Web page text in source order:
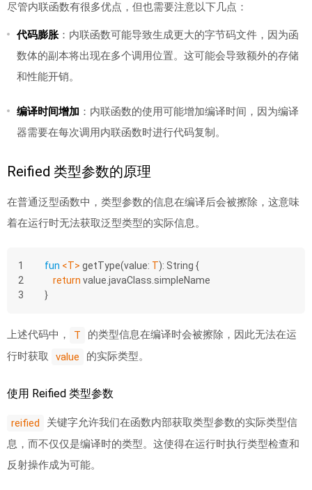
尽管内联函数有很多优点，但也需要注意以下几点：
代码膨胀：内联函数可能导致生成更大的字节码文件，因为函
数体的副本将出现在多个调用位置。这可能会导致额外的存储
和性能开销。
编译时间增加 ：内联函数的使用可能增加编译时间，因为编译
器需要在每次调用内联函数时进行代码复制。
Reified 类型参数的原理
在普通泛型函数中，类型参数的信息在编译后会被擦除，这意味
着在运行时无法获取泛型类型的实际信息。
1
2
3
fun <T> getType(value: T): String {
return value.javaClass.simpleName
}
上述代码中， T
的类型信息在编译时会被擦除，因此无法在运
行时获取
value 的实际类型。
使用 Reified 类型参数
reified
关键字允许我们在函数内部获取类型参数的实际类型信
息，而不仅仅是编译时的类型。这使得在运行时执行类型检查和
反射操作成为可能。